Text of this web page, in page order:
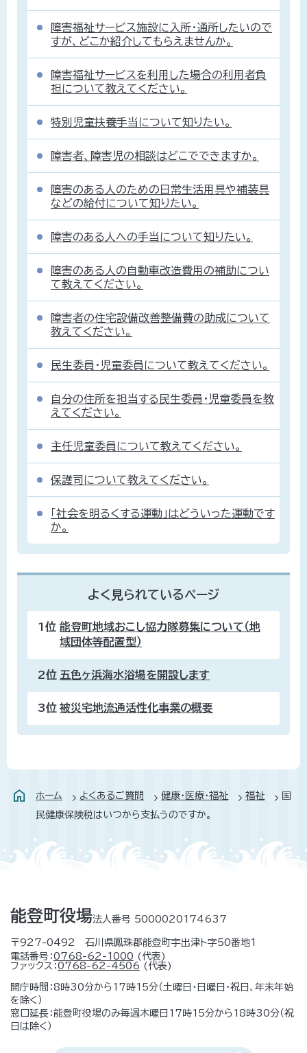
障害福祉サービス施設に入所・通所したいので
すが、どこか紹介してもらえませんか。
障害福祉サービスを利用した場合の利用者負
担について教えてください。
特別児童扶養手当について知りたい。
障害者、障害児の相談はどこでできますか。
障害のある人のための日常生活用具や補装具
などの給付について知りたい。
障害のある人への手当について知りたい。
障害のある人の自動車改造費用の補助につい
て教えてください。
障害者の住宅設備改善整備費の助成について
教えてください。
民生委員・児童委員について教えてください。
自分の住所を担当する民生委員・児童委員を教
えてください。
主任児童委員について教えてください。
保護司について教えてください。
「社会を明るくする運動」はどういった運動です
か。
よく見られているページ
1位 能登町地域おこし協力隊募集について（地
域団体等配置型）
2位 五色ヶ浜海水浴場を開設します
3位 被災宅地流通活性化事業の概要
ホーム よくあるご質問 健康・医療・福祉 福祉
国
民健康保険税はいつから支払うのですか。
能登町役場法人番号 5000020174637
〒927-0492 石川県鳳珠郡能登町宇出津ト字50番地1
電話番号：0768-62-1000 (代表)
ファックス：0768-62-4506 (代表)
開庁時間：8時30分から17時15分（土曜日・日曜日・祝日、年末年始
を除く）
窓口延長：能登町役場のみ毎週木曜日17時15分から18時30分（祝
日は除く）